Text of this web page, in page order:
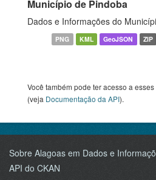
Município de Pindoba
Dados e Informações do
PNG KML GeoJSON ZIP
Você também pode ter acesso a
(veja Documentação da API).
Sobre Alagoas em Dados e
API do CKAN